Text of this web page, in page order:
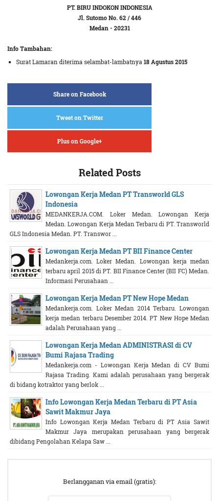
PT. BIRU INDOKON INDONESIA
Jl. Sutomo No. 62 / 446
Medan - 20231
Info Tambahan:
Surat Lamaran diterima selambat-lambatnya 18 Agustus 2015
Share on Facebook
Tweet on Twitter
Plus on Google+
Related Posts
Lowongan Kerja Medan PT Transworld GLS
Indonesia
MEDANKERJA.COM. Loker Medan. Lowongan Kerja
Medan. Lowongan Kerja Medan Terbaru di PT. Transworld
GLS Indonesia Medan. PT. Transwor ...
Lowongan Kerja Medan PT BII Finance Center
Medankerja.com. Loker Medan. Lowongan kerja medan
terbaru april 2015 di PT. BII Finance Center (BII FC) Medan.
Informasi Perusahaan ...
Lowongan Kerja Medan PT New Hope Medan
Medankerja.com. Loker Medan 2014 Terbaru. Lowongan
kerja medan terbaru Desember 2014. PT New Hope Medan
adalah Perusahaan yang ...
Lowongan Kerja Medan ADMINISTRASI di CV
Bumi Rajasa Trading
Medankerja.com - Lowongan Kerja Medan di CV Bumi
Rajasa Trading. Kami adalah perusahaan yang bergerak
di bidang kotraktor yang berlok ...
Info Lowongan Kerja Medan Terbaru di PT Asia
Sawit Makmur Jaya
Info Lowongan Kerja Medan Terbaru di PT Asia Sawit
Makmur Jaya merupakan perusahaan yang bergerak
dibidang Pengolahan Kelapa Saw ...
Berlangganan via email (gratis):